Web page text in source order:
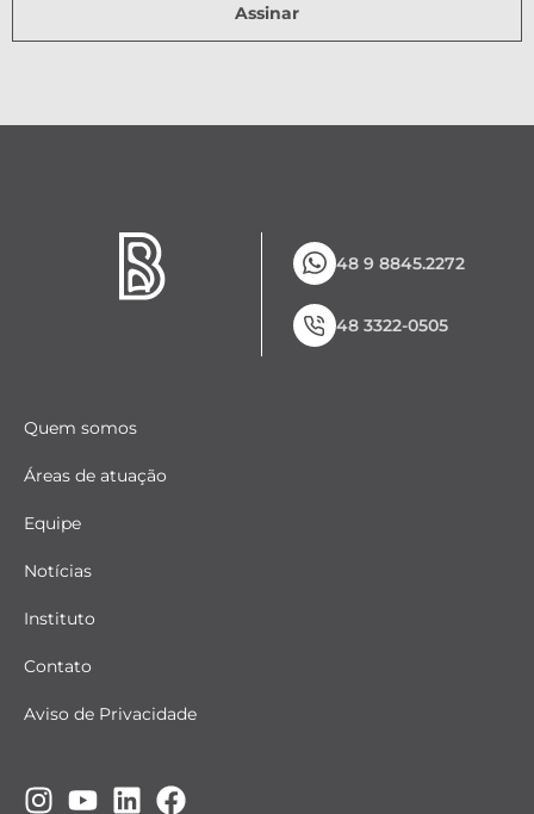
Assinar
48 9 8845.2272
48 3322-0505
Quem somos
Áreas de atuação
Equipe
Notícias
Instituto
Contato
Aviso de Privacidade